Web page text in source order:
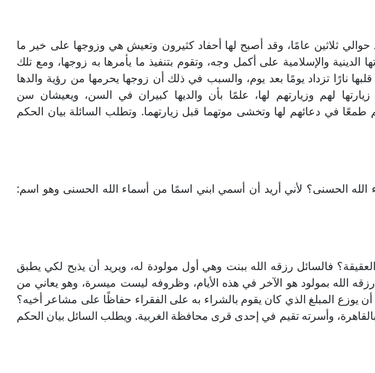
حوالي ثلاثين عامًا، وقد أصبح لها أحفاد كثيرون وتعيش هي وزوجها على خير ما
الدينية والإسلامية على أكمل وجه، وتقوم بتنفيذ ما يأمرها به زوجها، ومع تلك
نارًا تزداد يومًا بعد يوم، والسبب في ذلك أن زوجها يحرمها من رؤية والدها
زيارتها لهم وزيارتهم لها، علمًا بأن والديها كبيران في السن، ويعيشان سن
في دعائهم لها وتخشى موتهما قبل زيارتهما. وتطلب السائلة بيان الحكم
الحسنى؟ لأني أريد أن أسمي ابني اسمًا من أسماء الله الحسنى وهو اسم:
فالسائل رزقه الله ببنت وهي أول مولودة له، ويريد أن يذبح لكي يطبق
الله بمولود هو الآخر في هذه الأيام، وظروفه ليست ميسرة، وهو يعاني من
يوزع المبلغ الذي كان يقوم بالشراء به على الفقراء حفاظًا على مشاعر أخيه؟
بالقاهرة، وأسرته تقيم في إحدى قرى محافظة الغربية. ويطلب السائل بيان الحكم